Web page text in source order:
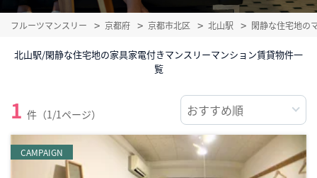
フルーツマンスリー 京都府 京都市北区 北山駅 閑静な住宅地の
北山駅/閑静な住宅地の家具家電付きマンスリーマンション賃貸物件一
覧
1 件（1/1ページ）
CAMPAIGN